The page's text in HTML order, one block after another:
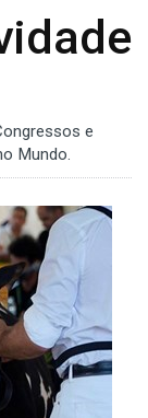
e
Mundo.